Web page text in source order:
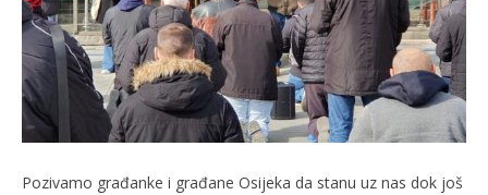
Pozivamo građanke i građane Osijeka da stanu uz nas dok još